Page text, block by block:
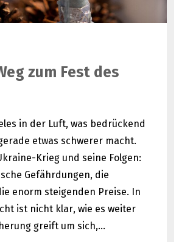
zum Fest des
in der Luft, was bedrückend
etwas schwerer macht.
Krieg und seine Folgen:
Gefährdungen, die
enorm steigenden Preise. In
ist nicht klar, wie es weiter
greift um sich,…